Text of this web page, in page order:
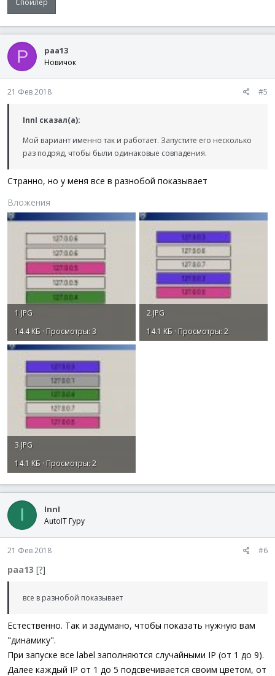
Спойлер
P paa13
Новичок
21 Фев 2018 #5
InnI сказал(а):
Мой вариант именно так и работает. Запустите его несколько
раз подряд, чтобы были одинаковые совпадения.
Странно, но у меня все в разнобой показывает
Вложения
1.JPG
14.4 КБ · Просмотры: 3
2.JPG
14.1 КБ · Просмотры: 2
3.JPG
14.1 КБ · Просмотры: 2
I InnI
AutoIT Гуру
21 Фев 2018 #6
paa13 [?]
все в разнобой показывает
Естественно. Так и задумано, чтобы показать нужную вам
"динамику".
При запуске все label заполняются случайными IP (от 1 до 9).
Далее каждый IP от 1 до 5 подсвечивается своим цветом, от